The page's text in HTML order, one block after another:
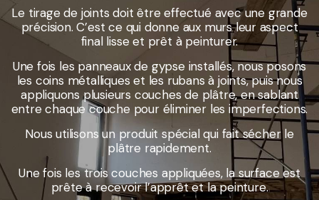
Le tirage de joints doit être effectué avec une grande
précision. C’est ce qui donne aux murs leur aspect
final lisse et prêt à peinturer.
Une fois les panneaux de gypse installés, nous posons
les coins métalliques et les rubans à joints, puis nous
appliquons plusieurs couches de plâtre, en sablant
entre chaque couche pour éliminer les imperfections.
Nous utilisons un produit spécial qui fait sécher le
plâtre rapidement.
Une fois les trois couches appliquées, la surface est
prête à recevoir l’apprêt et la peinture.